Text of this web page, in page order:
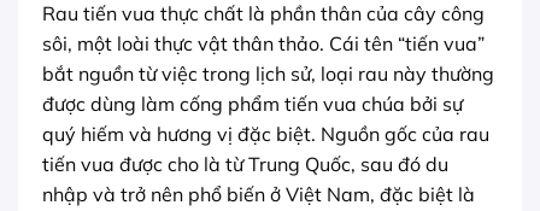
Rau tiến vua thực chất là phần thân của cây công
sôi, một loài thực vật thân thảo. Cái tên “tiến vua”
bắt nguồn từ việc trong lịch sử, loại rau này thường
được dùng làm cống phẩm tiến vua chúa bởi sự
quý hiếm và hương vị đặc biệt. Nguồn gốc của rau
tiến vua được cho là từ Trung Quốc, sau đó du
nhập và trở nên phổ biến ở Việt Nam, đặc biệt là